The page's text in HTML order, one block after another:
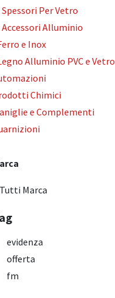
Spessori Per Vetro
Accessori Alluminio
e Inox
Alluminio PVC e Vetro
Chimici
e Complementi
evidenza
offerta
fm